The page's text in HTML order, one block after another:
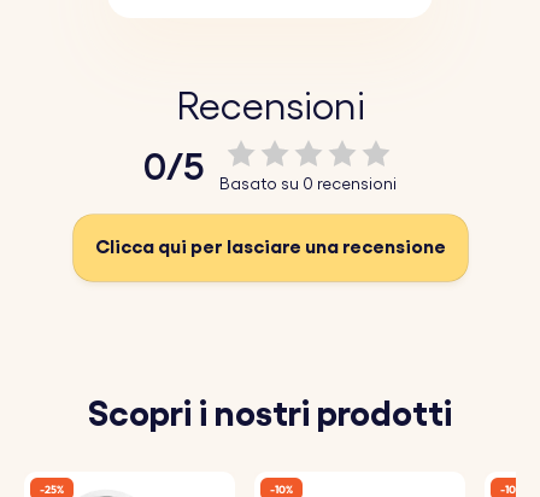
Recensioni
0/5 Basato su 0 recensioni
Clicca qui per lasciare una recensione
Scopri i nostri prodotti
-25% -10% -10%